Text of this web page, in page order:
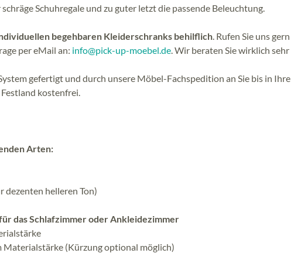
Schuhregale und zu guter letzt die passende Beleuchtung.
begehbaren Kleiderschranks behilflich . Rufen Sie uns gern
per eMail an: info@pick-up-moebel.de . Wir beraten Sie wirklich sehr
gefertigt und durch unsere Möbel-Fachspedition an Sie bis in Ihre
kostenfrei.
Arten:
helleren Ton)
das Schlafzimmer oder Ankleidezimmer
Materialstärke (Kürzung optional möglich)